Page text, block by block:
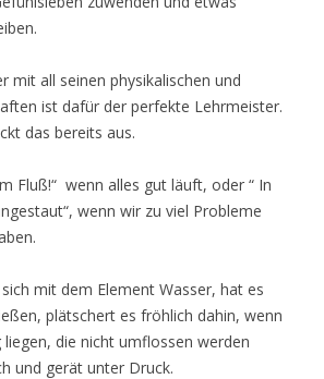
mit all seinen physikalischen und
ist dafür der perfekte Lehrmeister.
das bereits aus.
Fluß!“ wenn alles gut läuft, oder “ In
wenn wir zu viel Probleme
mit dem Element Wasser, hat es
plätschert es fröhlich dahin, wenn
liegen, die nicht umflossen werden
und gerät unter Druck.